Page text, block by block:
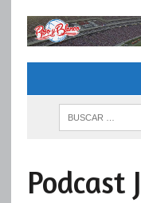
Podcast